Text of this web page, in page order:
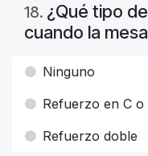
18. ¿Qué tipo
cuando la
Ninguno
Refuerzo en C o
Refuerzo doble